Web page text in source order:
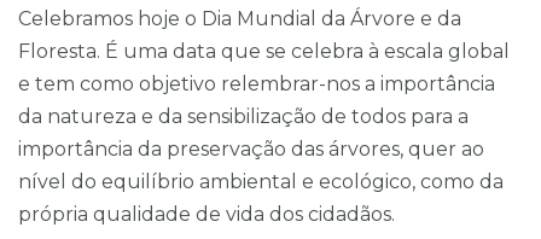
Celebramos hoje o Dia Mundial da Árvore e da
Floresta. É uma data que se celebra à escala global
e tem como objetivo relembrar-nos a importância
da natureza e da sensibilização de todos para a
importância da preservação das árvores, quer ao
nível do equilíbrio ambiental e ecológico, como da
própria qualidade de vida dos cidadãos.